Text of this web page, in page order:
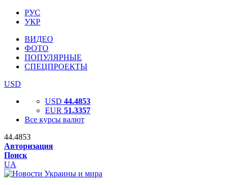
РУС
УКР
ВИДЕО
ФОТО
ПОПУЛЯРНЫЕ
СПЕЦПРОЕКТЫ
USD
USD 44.4853
EUR 51.3357
Все курсы валют
44.4853
Авторизация
Поиск
UA